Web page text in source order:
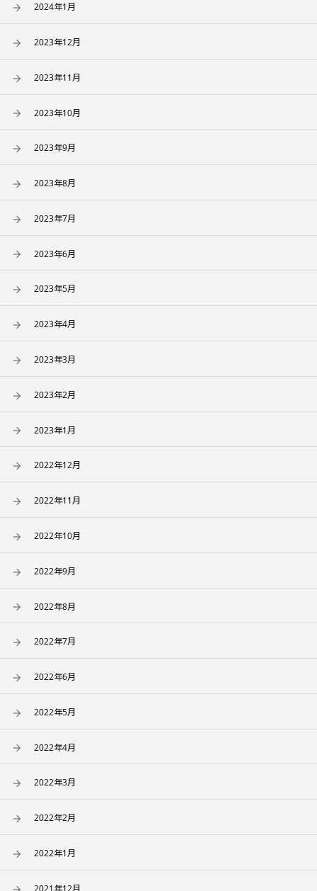
2024年1月
2023年12月
2023年11月
2023年10月
2023年9月
2023年8月
2023年7月
2023年6月
2023年5月
2023年4月
2023年3月
2023年2月
2023年1月
2022年12月
2022年11月
2022年10月
2022年9月
2022年8月
2022年7月
2022年6月
2022年5月
2022年4月
2022年3月
2022年2月
2022年1月
2021年12月